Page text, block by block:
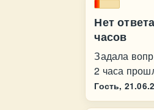
Нет
часов
Задала
2 часа
Гость,